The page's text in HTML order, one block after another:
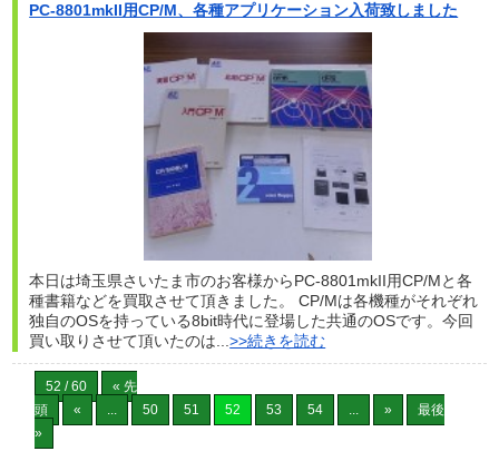
PC-8801mkII用CP/M、各種アプリケーション入荷致しました
本日は埼玉県さいたま市のお客様からPC-8801mkII用CP/Mと各
種書籍などを買取させて頂きました。 CP/Mは各機種がそれぞれ
独自のOSを持っている8bit時代に登場した共通のOSです。今回
買い取りさせて頂いたのは...>>続きを読む
52 / 60
« 先
頭
« ... 50 51 52 53 54 ... »
最後
»